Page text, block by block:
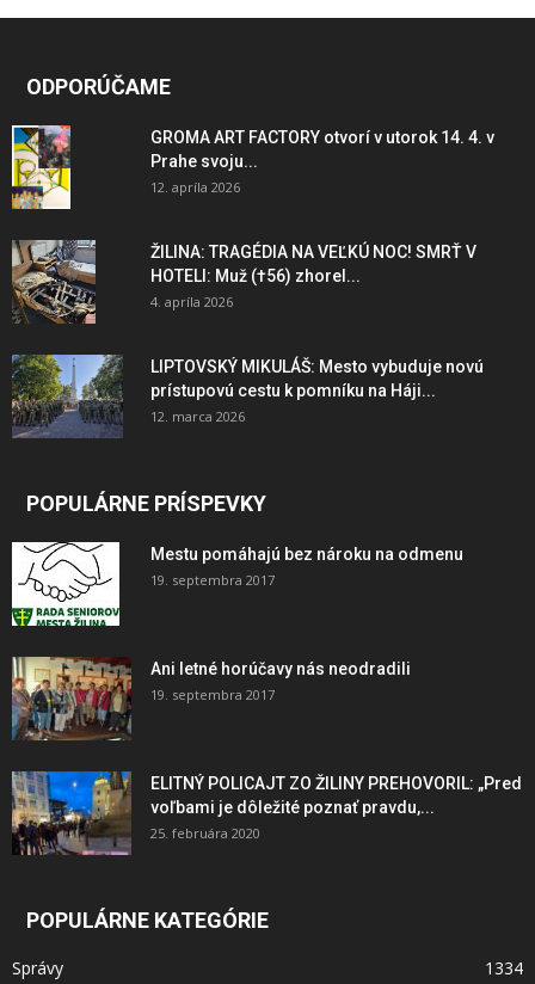
ODPORÚČAME
GROMA ART FACTORY otvorí v utorok 14. 4. v
Prahe svoju...
12. apríla 2026
ŽILINA: TRAGÉDIA NA VEĽKÚ NOC! SMRŤ V
HOTELI: Muž (†56) zhorel...
4. apríla 2026
LIPTOVSKÝ MIKULÁŠ: Mesto vybuduje novú
prístupovú cestu k pomníku na Háji...
12. marca 2026
POPULÁRNE PRÍSPEVKY
Mestu pomáhajú bez nároku na odmenu
19. septembra 2017
Ani letné horúčavy nás neodradili
19. septembra 2017
ELITNÝ POLICAJT ZO ŽILINY PREHOVORIL: „Pred
voľbami je dôležité poznať pravdu,...
25. februára 2020
POPULÁRNE KATEGÓRIE
Správy
1334